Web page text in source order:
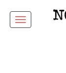
Menu